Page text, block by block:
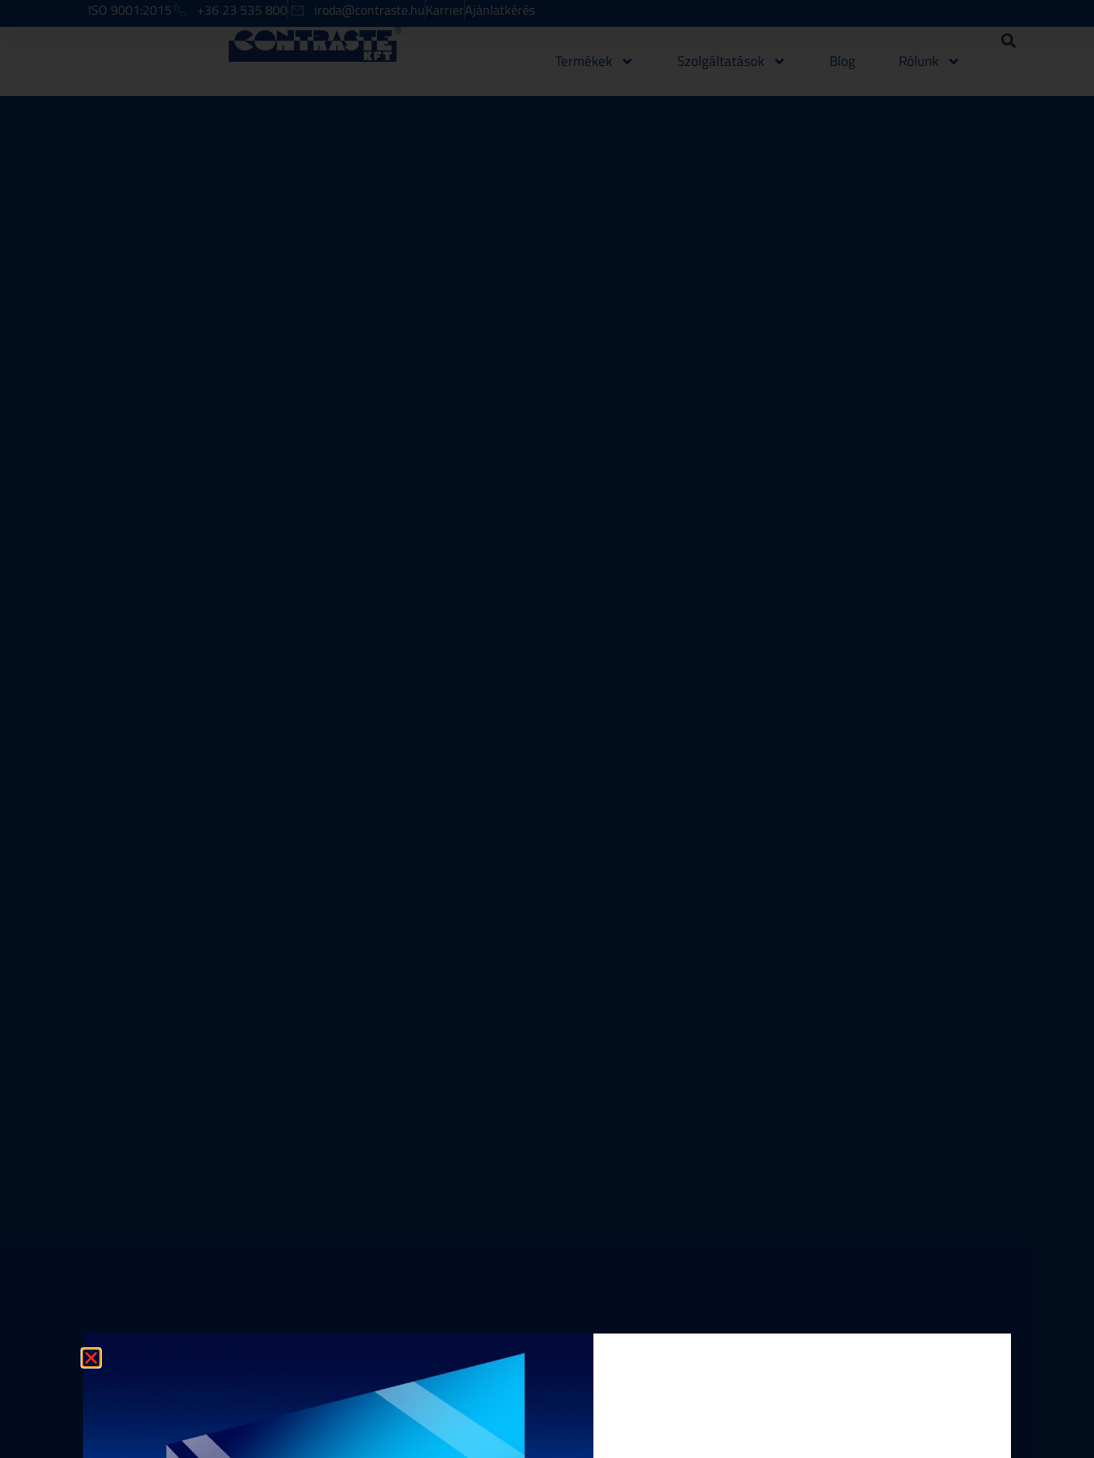
ISO 9001:2015 +36 23 535 800 iroda@contraste.huKarrierAjánlatkérés
Termékek Szolgáltatások Blog Rólunk